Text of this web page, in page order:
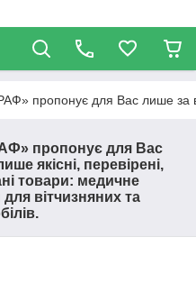
пропонує для Вас лише за
пропонує для Вас
якісні, перевірені,
товари: медичне
вітчизняних та